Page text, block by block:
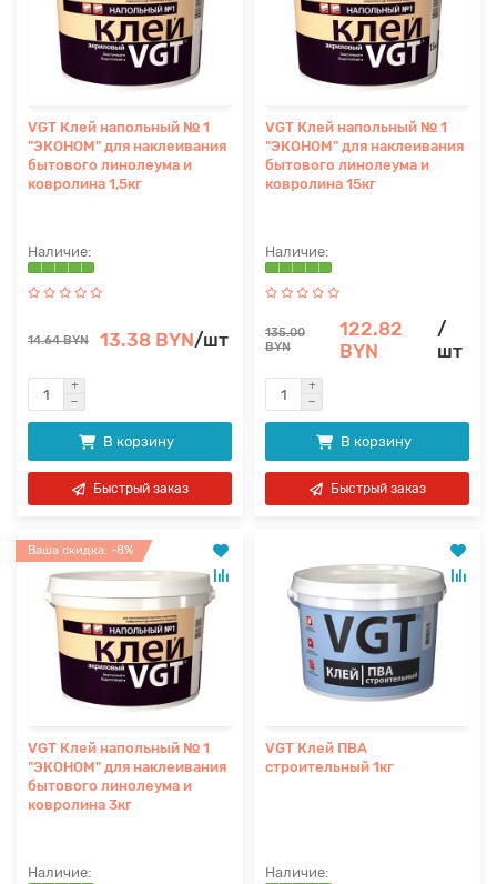
VGT Клей напольный № 1
"ЭКОНОМ" для наклеивания
бытового линолеума и
ковролина 1,5кг
14.64 BYN 13.38 BYN/шт
В корзину
Быстрый заказ
VGT Клей напольный № 1
"ЭКОНОМ" для наклеивания
бытового линолеума и
ковролина 15кг
135.00
BYN
122.82
BYN
/
шт
В корзину
Быстрый заказ
Ваша скидка: -8%
VGT Клей напольный № 1
"ЭКОНОМ" для наклеивания
бытового линолеума и
ковролина 3кг
VGT Клей ПВА
строительный 1кг